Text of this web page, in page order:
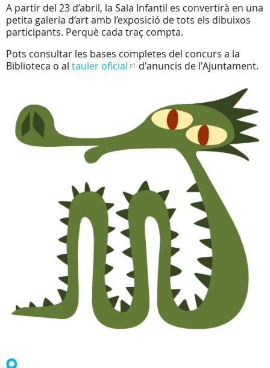
A partir del 23 d’abril, la Sala Infantil es convertirà en una
petita galeria d’art amb l’exposició de tots els dibuixos
participants. Perquè cada traç compta.
Pots consultar les bases completes del concurs a la
Biblioteca o al tauler oficial d'anuncis de l'Ajuntament.